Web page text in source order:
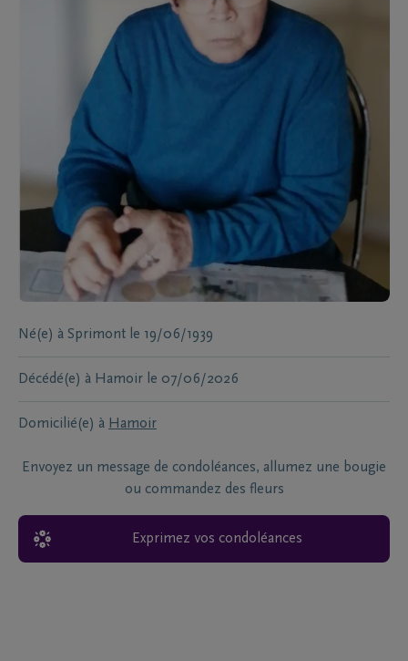
Né(e) à Sprimont le 19/06/1939
Décédé(e) à Hamoir le 07/06/2026
Domicilié(e) à Hamoir
Envoyez un message de condoléances, allumez une bougie
ou commandez des fleurs
Exprimez vos condoléances